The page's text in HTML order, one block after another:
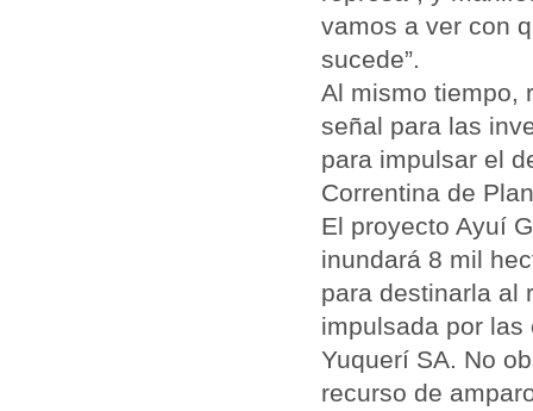
vamos a ver con
sucede”.
Al mismo tiempo,
señal para las
para impulsar el
Correntina de
El proyecto Ayuí
inundará 8 mil
para destinarla al
impulsada por las
Yuquerí SA. No
recurso de